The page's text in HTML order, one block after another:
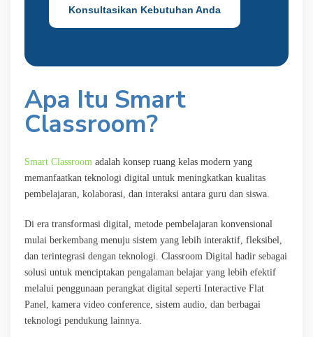
Konsultasikan Kebutuhan Anda
Apa Itu Smart
Classroom?
Smart Classroom adalah konsep ruang kelas modern yang
memanfaatkan teknologi digital untuk meningkatkan kualitas
pembelajaran, kolaborasi, dan interaksi antara guru dan siswa.
Di era transformasi digital, metode pembelajaran konvensional
mulai berkembang menuju sistem yang lebih interaktif, fleksibel,
dan terintegrasi dengan teknologi. Classroom Digital hadir sebagai
solusi untuk menciptakan pengalaman belajar yang lebih efektif
melalui penggunaan perangkat digital seperti Interactive Flat
Panel, kamera video conference, sistem audio, dan berbagai
teknologi pendukung lainnya.